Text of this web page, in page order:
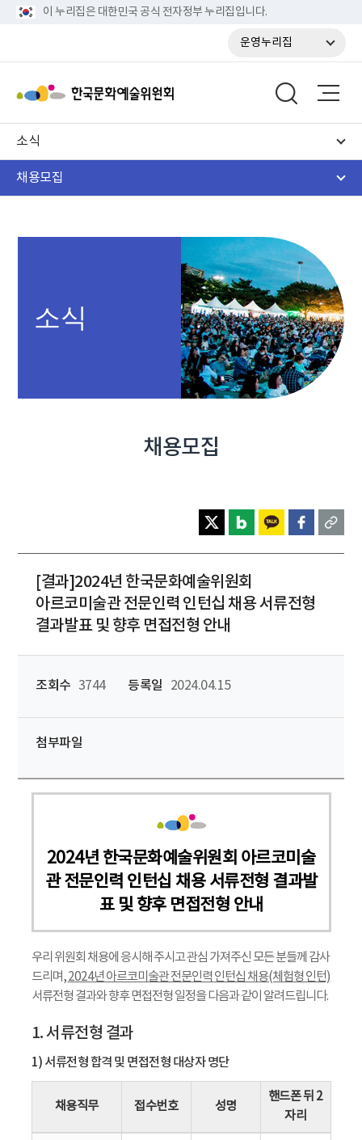
이 누리집은 대한민국 공식 전자정부 누리집입니다.
운영누리집
소식
채용모집
소식
채용모집
[결과]2024년 한국문화예술위원회
아르코미술관 전문인력 인턴십 채용 서류전형
결과발표 및 향후 면접전형 안내
조회수 3744 등록일 2024.04.15
첨부파일
2024년 한국문화예술위원회 아르코미술
관 전문인력 인턴십 채용 서류전형 결과발
표 및 향후 면접전형 안내
우리 위원회 채용에 응시해 주시고 관심 가져주신 모든 분들께 감사
드리며,2024년 아르코미술관 전문인력 인턴십 채용(체험형 인턴)
서류전형 결과와 향후 면접전형 일정을 다음과 같이 알려드립니다.
1. 서류전형 결과
1) 서류전형 합격 및 면접전형 대상자 명단
채용직무 접수번호 성명
핸드폰 뒤 2
자리